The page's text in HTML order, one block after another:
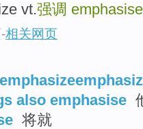
vt.强调 emphasise
-相关网页
also emphasise
将就